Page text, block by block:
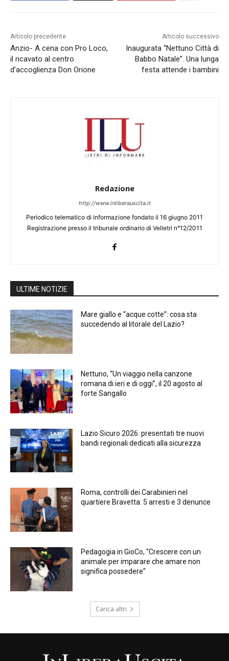
Articolo precedente
Anzio- A cena con Pro Loco,
il ricavato al centro
d’accoglienza Don Orione
Articolo successivo
Inaugurata “Nettuno Città di
Babbo Natale”. Una lunga
festa attende i bambini
Redazione
http://www.inliberauscita.it
Periodico telematico di informazione fondato il 16 giugno 2011
Registrazione presso il tribunale ordinario di Velletri n°12/2011
ULTIME NOTIZIE
Mare giallo e “acque cotte”: cosa sta
succedendo al litorale del Lazio?
Nettuno, “Un viaggio nella canzone
romana di ieri e di oggi”, il 20 agosto al
forte Sangallo
Lazio Sicuro 2026: presentati tre nuovi
bandi regionali dedicati alla sicurezza
Roma, controlli dei Carabinieri nel
quartiere Bravetta: 5 arresti e 3 denunce
Pedagogia in GioCo, “Crescere con un
animale per imparare che amare non
significa possedere”
Carica altri